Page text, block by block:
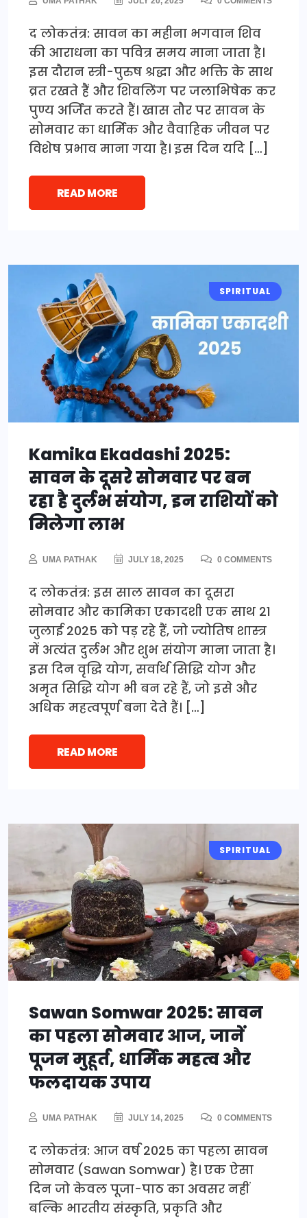
द लोकतंत्र: सावन का महीना भगवान शिव
की आराधना का पवित्र समय माना जाता है।
इस दौरान स्त्री-पुरुष श्रद्धा और भक्ति के साथ
व्रत रखते हैं और शिवलिंग पर जलाभिषेक कर
पुण्य अर्जित करते हैं। खास तौर पर सावन के
सोमवार का धार्मिक और वैवाहिक जीवन पर
विशेष प्रभाव माना गया है। इस दिन यदि […]
READ MORE
SPIRITUAL
Kamika Ekadashi 2025:
सावन के दूसरे सोमवार पर बन
रहा है दुर्लभ संयोग, इन राशियों को
मिलेगा लाभ
UMA PATHAK JULY 18, 2025 0 COMMENTS
द लोकतंत्र: इस साल सावन का दूसरा
सोमवार और कामिका एकादशी एक साथ 21
जुलाई 2025 को पड़ रहे हैं, जो ज्योतिष शास्त्र
में अत्यंत दुर्लभ और शुभ संयोग माना जाता है।
इस दिन वृद्धि योग, सर्वार्थ सिद्धि योग और
अमृत सिद्धि योग भी बन रहे हैं, जो इसे और
अधिक महत्वपूर्ण बना देते हैं। […]
READ MORE
SPIRITUAL
Sawan Somwar 2025: सावन
का पहला सोमवार आज, जानें
पूजन मुहूर्त, धार्मिक महत्व और
फलदायक उपाय
UMA PATHAK JULY 14, 2025 0 COMMENTS
द लोकतंत्र: आज वर्ष 2025 का पहला सावन
सोमवार (Sawan Somwar) है। एक ऐसा
दिन जो केवल पूजा-पाठ का अवसर नहीं
बल्कि भारतीय संस्कृति, प्रकृति और